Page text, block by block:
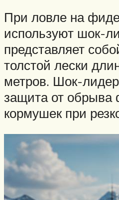
При ловле на
используют шок-
представляет
толстой лески
метров. Шок-
защита от
кормушек при